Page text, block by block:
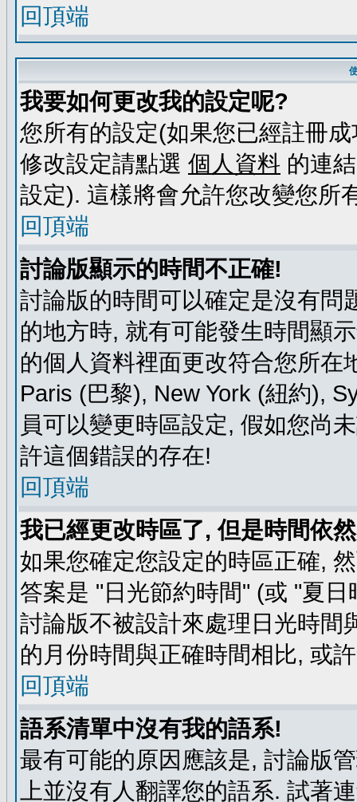
回頂端
我要如何更改我的設定呢?
您所有的設定(如果您已經註冊
修改設定請點選 個人資料 的連
設定). 這樣將會允許您改變您所
回頂端
討論版顯示的時間不正確!
討論版的時間可以確定是沒有問
的地方時, 就有可能發生時間顯
的個人資料裡面更改符合您所在
Paris (巴黎), New York (紐約),
員可以變更時區設定, 假如您尚
許這個錯誤的存在!
回頂端
我已經更改時區了, 但是時間依
如果您確定您設定的時區正確,
答案是 "日光節約時間" (或 "夏
討論版不被設計來處理日光時間
的月份時間與正確時間相比, 或
回頂端
語系清單中沒有我的語系!
最有可能的原因應該是, 討論版
上並沒有人翻譯您的語系. 試著